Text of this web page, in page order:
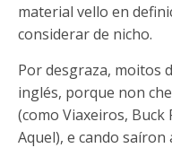
material vello en
considerar de nicho.
Por desgraza, moitos
inglés, porque non
(como Viaxeiros, Buck
Aquel), e cando